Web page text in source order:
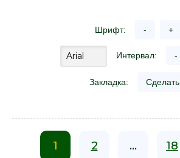
Шрифт: - +
Интервал: -
Закладка: Сделать
1 2 ... 18